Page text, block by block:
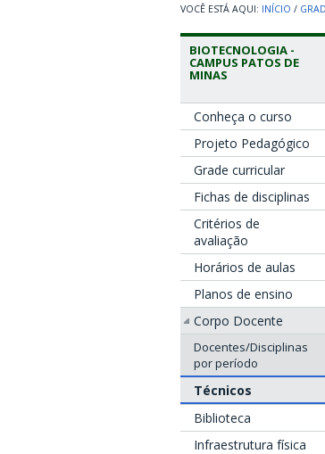
INÍCIO /
BIOTECNOLOGIA -
CAMPUS PATOS DE
MINAS
Conheça o curso
Projeto Pedagógico
Grade curricular
Fichas de disciplinas
Critérios de
avaliação
Horários de aulas
Planos de ensino
Corpo Docente
Docentes/Disciplinas
por período
Técnicos
Biblioteca
Infraestrutura física